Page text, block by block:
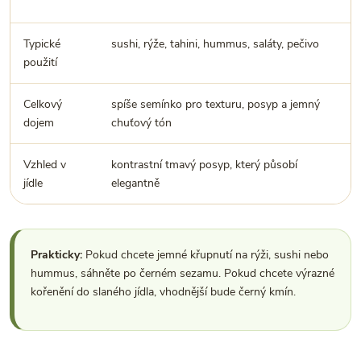
Typické
použití
sushi, rýže, tahini, hummus, saláty, pečivo
Celkový
dojem
spíše semínko pro texturu, posyp a jemný
chuťový tón
Vzhled v
jídle
kontrastní tmavý posyp, který působí
elegantně
Prakticky: Pokud chcete jemné křupnutí na rýži, sushi nebo
hummus, sáhněte po černém sezamu. Pokud chcete výrazné
kořenění do slaného jídla, vhodnější bude černý kmín.